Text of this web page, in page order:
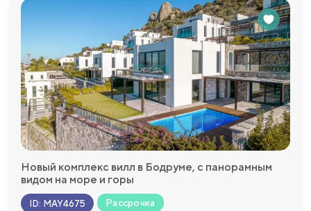
Новый комплекс вилл в Бодруме, с панорамным
видом на море и горы
ID: MAY4675 Рассрочка